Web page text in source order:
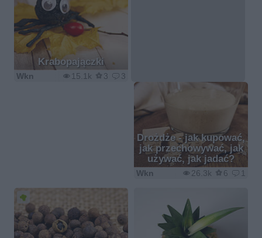
Krabopajączki
15.1k 3 3
Wkn
Drożdże - jak kupować,
jak przechowywać, jak
używać, jak jadać?
26.3k 6 1
Wkn